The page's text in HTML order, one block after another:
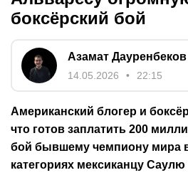
боксёрский бой
Азамат Дауренбеков
14.05.2026 22:15
Американский блогер и
что готов заплатить 200
бой бывшему чемпиону мира
категориях мексиканцу